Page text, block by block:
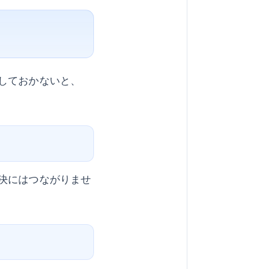
おかないと、
にはつながりませ